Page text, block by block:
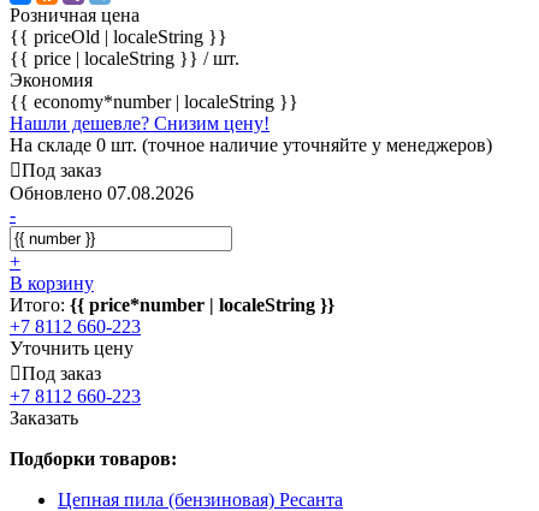
Розничная цена
{{ priceOld | localeString }}
{{ price | localeString }} / шт.
Экономия
{{ economy*number | localeString }}
Нашли дешевле? Снизим цену!
На складе 0 шт. (точное наличие уточняйте у менеджеров)
Под заказ
Обновлено 07.08.2026
-
+
В корзину
Итого: {{ price*number | localeString }}
+7 8112 660-223
Уточнить цену
Под заказ
+7 8112 660-223
Заказать
Подборки товаров:
Цепная пила (бензиновая) Ресанта